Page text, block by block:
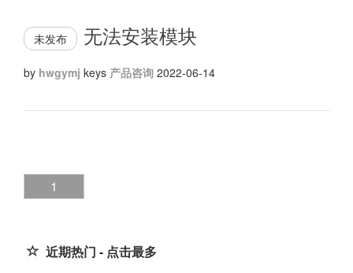
未发布 无法安装模块
by hwgymj keys 产品咨询 2022-06-14
1
近期热门 - 点击最多